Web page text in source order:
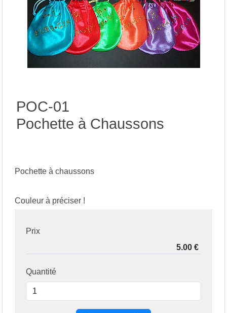
POC-01
Pochette à Chaussons
Pochette à chaussons
Couleur à préciser !
Prix
Quantité